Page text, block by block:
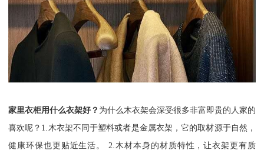
家里衣柜用什么衣架好？ 为什么木衣架会深受很多非富即贵的人家的
喜欢呢？ 1.木衣架不同于塑料或者是金属衣架，它的取材源于自然，
健康环保也更贴近生活。
2.木材本身的材质特性，让衣架更有质